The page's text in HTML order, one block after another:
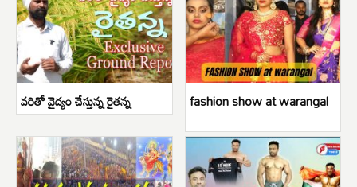
వరితో వైద్యం చేస్తున్న రైతన్న fashion show at warangal